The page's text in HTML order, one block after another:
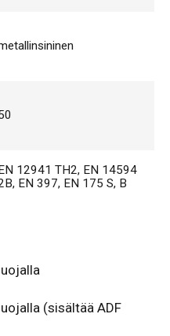
12941 TH2, EN 14594
EN 397, EN 175 S, B
(sisältää ADF